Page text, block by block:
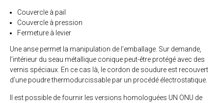
Couvercle à pail
Couvercle à pression
Fermeture à levier
Une anse permet la manipulation de l’emballage. Sur demande,
l’intérieur du seau métallique conique peut-être protégé avec des
vernis spéciaux. En ce cas là, le cordon de soudure est recouvert
d’une poudre thermodurcissable par un procédé électrostatique.
Il est possible de fournir les versions homologuées UN ONU de